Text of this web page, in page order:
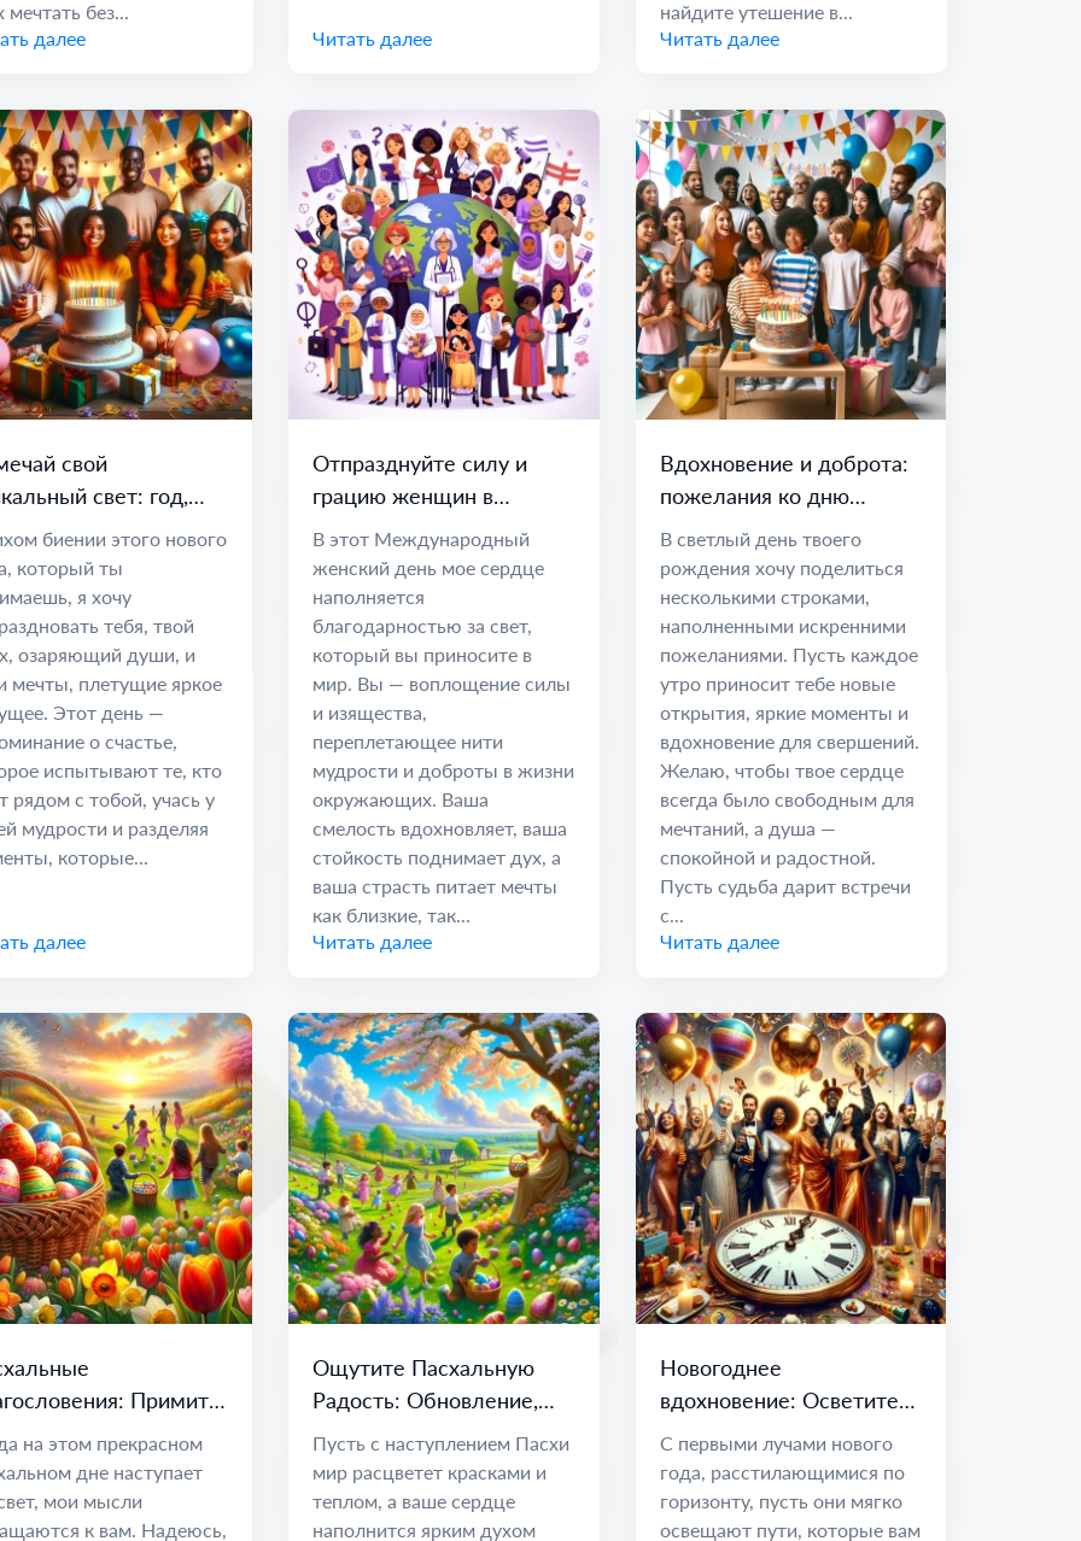
мечтать без...
далее
Читать далее
найдите утешение в...
Читать далее
свой
свет: год,
мечтаний и
биении этого нового
который ты
я хочу
тебя, твой
озаряющий души, и
мечты, плетущие яркое
Этот день —
о счастье,
испытывают те, кто
рядом с тобой, учась у
мудрости и разделяя
которые...
далее
Отпразднуйте силу и
грацию женщин в
Международный
женский день
В этот Международный
женский день мое сердце
наполняется
благодарностью за свет,
который вы приносите в
мир. Вы — воплощение силы
и изящества,
переплетающее нити
мудрости и доброты в жизни
окружающих. Ваша
смелость вдохновляет, ваша
стойкость поднимает дух, а
ваша страсть питает мечты
как близкие, так...
Читать далее
Вдохновение и доброта:
пожелания ко дню
рождения
В светлый день твоего
рождения хочу поделиться
несколькими строками,
наполненными искренними
пожеланиями. Пусть каждое
утро приносит тебе новые
открытия, яркие моменты и
вдохновение для свершений.
Желаю, чтобы твое сердце
всегда было свободным для
мечтаний, а душа —
спокойной и радостной.
Пусть судьба дарит встречи
с...
Читать далее
Примите
начинания
на этом прекрасном
дне наступает
мои мысли
к вам. Надеюсь,
Ощутите Пасхальную
Радость: Обновление,
Мир и Новые Начинания
Пусть с наступлением Пасхи
мир расцветет красками и
теплом, а ваше сердце
наполнится ярким духом
Новогоднее
вдохновение: Осветите
свой путь радостью и
чудесами
С первыми лучами нового
года, расстилающимися по
горизонту, пусть они мягко
освещают пути, которые вам